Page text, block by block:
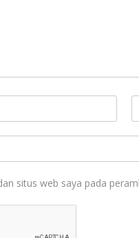
situs web saya pada